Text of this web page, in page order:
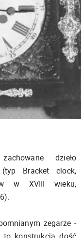
dzieło
Bracket clock,
w XVIII wieku,
zegarze -